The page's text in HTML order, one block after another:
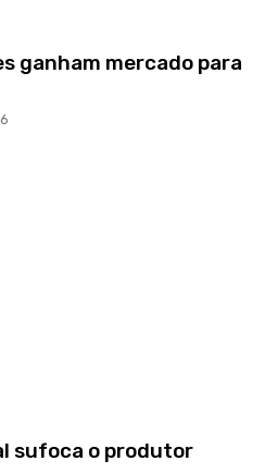
ganham mercado para
sufoca o produtor